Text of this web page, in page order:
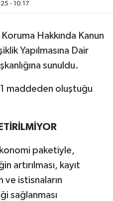
- 10:17
Koruma Hakkında Kanun
Yapılmasına Dair
sunuldu.
maddeden oluştuğu
paketiyle,
artırılması, kayıt
ve istisnaların
sağlanması